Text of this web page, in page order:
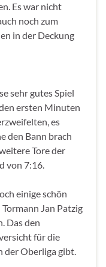
Es war nicht
noch zum
in der Deckung
sehr gutes Spiel
ersten Minuten
es
den Bann brach
Tore der
von 7:16.
einige schön
Jan Patzig
Das den
für die
der Oberliga gibt.